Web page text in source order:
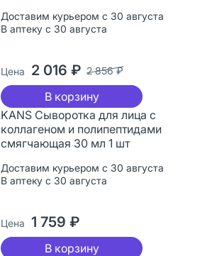
Доставим курьером с 30 августа
В аптеку с 30 августа
Цена 2 016 ₽ 2 856 ₽
В корзину
KANS Сыворотка для лица с
коллагеном и полипептидами
смягчающая 30 мл 1 шт
Доставим курьером с 30 августа
В аптеку с 30 августа
Цена 1 759 ₽
В корзину